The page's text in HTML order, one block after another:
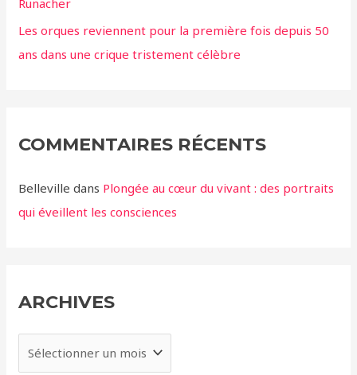
Runacher
Les orques reviennent pour la première fois depuis 50
ans dans une crique tristement célèbre
COMMENTAIRES RÉCENTS
Belleville dans Plongée au cœur du vivant : des portraits
qui éveillent les consciences
ARCHIVES
r